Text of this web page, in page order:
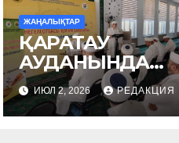
ЖАҢАЛЫҚТАР
ҚАРАТАУ
АУДАНЫНДА
КӨШПЕЛІ
СЕМИНАР ӨТТІ
ИЮЛ 2, 2026 РЕДАКЦИЯ